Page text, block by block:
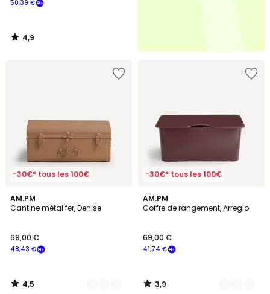
50,39 €
4,9
/
-30€* tous les 100€
AM.PM
Cantine métal fer, Denise
48,43 €
69,00 €
4,5
/ 5
2
Couleurs
4,5
/
-30€* tous les 100€
AM.PM
Coffre de rangement, Arreglo
41,74 €
69,00 €
3,9
/ 5
5
Couleurs
3,9
/